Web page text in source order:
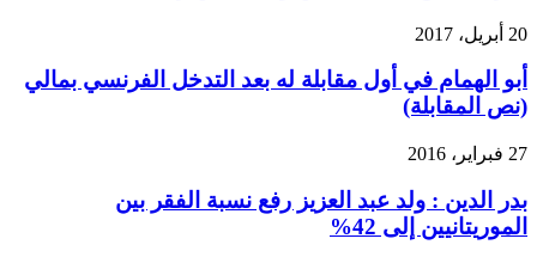
خاصة
مغلقة
20 أبريل، 2017
أبو الهمام في أول مقابلة له بعد التدخل الفرنسي بمالي
(نص المقابلة)
27 فبراير، 2016
بدر الدين : ولد عبد العزيز رفع نسبة الفقر بين
الموريتانيين إلى 42%